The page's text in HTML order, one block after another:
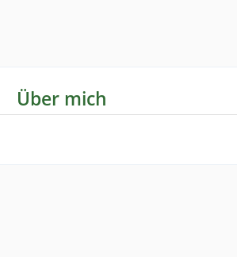
Über mich